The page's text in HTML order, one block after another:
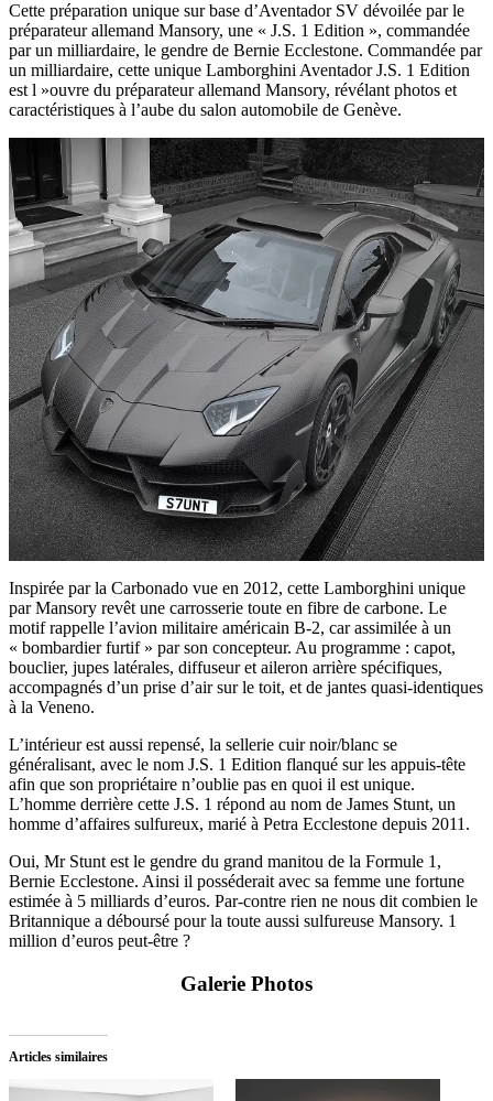
Cette préparation unique sur base d’Aventador SV dévoilée par le
préparateur allemand Mansory, une « J.S. 1 Edition », commandée
par un milliardaire, le gendre de Bernie Ecclestone. Commandée par
un milliardaire, cette unique Lamborghini Aventador J.S. 1 Edition
est l »ouvre du préparateur allemand Mansory, révélant photos et
caractéristiques à l’aube du salon automobile de Genève.
Inspirée par la Carbonado vue en 2012, cette Lamborghini unique
par Mansory revêt une carrosserie toute en fibre de carbone. Le
motif rappelle l’avion militaire américain B-2, car assimilée à un
« bombardier furtif » par son concepteur. Au programme : capot,
bouclier, jupes latérales, diffuseur et aileron arrière spécifiques,
accompagnés d’un prise d’air sur le toit, et de jantes quasi-identiques
à la Veneno.
L’intérieur est aussi repensé, la sellerie cuir noir/blanc se
généralisant, avec le nom J.S. 1 Edition flanqué sur les appuis-tête
afin que son propriétaire n’oublie pas en quoi il est unique.
L’homme derrière cette J.S. 1 répond au nom de James Stunt, un
homme d’affaires sulfureux, marié à Petra Ecclestone depuis 2011.
Oui, Mr Stunt est le gendre du grand manitou de la Formule 1,
Bernie Ecclestone. Ainsi il posséderait avec sa femme une fortune
estimée à 5 milliards d’euros. Par-contre rien ne nous dit combien le
Britannique a déboursé pour la toute aussi sulfureuse Mansory. 1
million d’euros peut-être ?
Galerie Photos
Articles similaires